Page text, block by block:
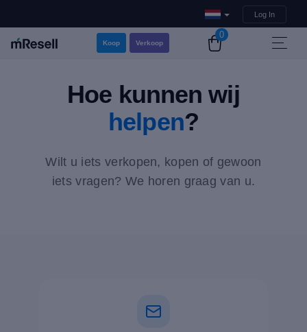
Log In
Koop Verkoop
0
Hoe kunnen wij
helpen?
Wilt u iets verkopen, kopen of gewoon
iets vragen? We horen graag van u.